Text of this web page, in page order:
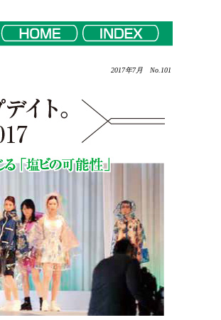
2017年7月 No.101